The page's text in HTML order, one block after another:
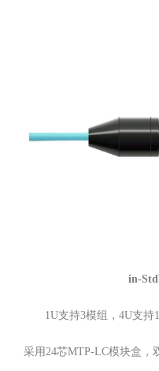
in-
1U支持3模组，4U支持
采用24芯MTP-LC模块盒，